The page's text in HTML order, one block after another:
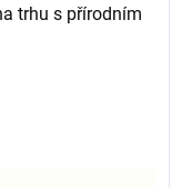
trhu s přírodním